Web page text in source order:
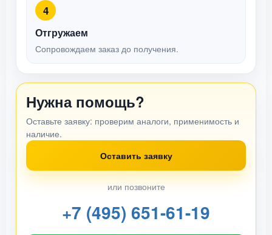
4
Отгружаем
Сопровождаем заказ до получения.
Нужна помощь?
Оставьте заявку: проверим аналоги, применимость и
наличие.
Оставить заявку
или позвоните
+7 (495) 651-61-19